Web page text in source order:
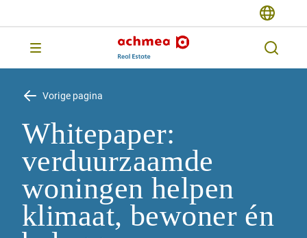
Vorige pagina
Whitepaper:
verduurzaamde
woningen helpen
klimaat, bewoner én